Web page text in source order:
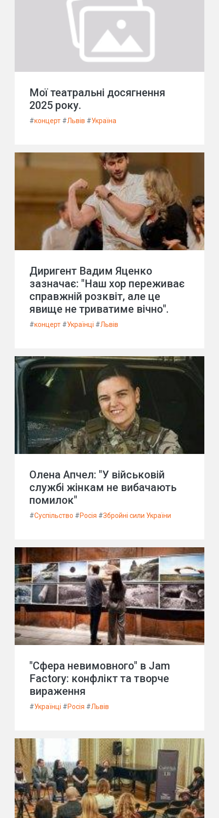
Мої театральні досягнення
2025 року.
#концерт #Львів #Україна
Диригент Вадим Яценко
зазначає: "Наш хор переживає
справжній розквіт, але це
явище не триватиме вічно".
#концерт #Українці #Львів
Олена Апчел: "У військовій
службі жінкам не вибачають
помилок"
#Суспільство #Росія #Збройні сили України
"Сфера невимовного" в Jam
Factory: конфлікт та творче
вираження
#Українці #Росія #Львів